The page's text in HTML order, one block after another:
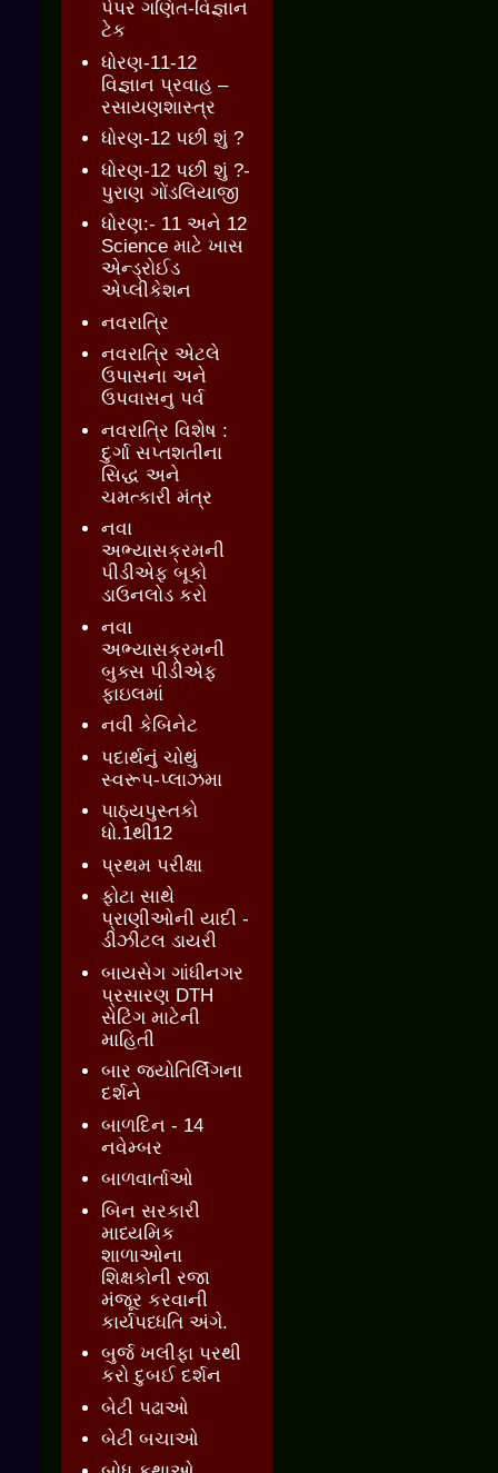
પેપર ગણિત-વિજ્ઞાન
ટેક
ધોરણ-11-12
વિજ્ઞાન પ્રવાહ –
રસાયણશાસ્ત્ર
ધોરણ-12 પછી શું ?
ધોરણ-12 પછી શું ?-
પુરાણ ગોંડલિયાજી
ધોરણ:- 11 અને 12
Science માટે ખાસ
એન્ડ્રોઈડ
એપ્લીકેશન
નવરાત્રિ
નવરાત્રિ એટલે
ઉપાસના અને
ઉપવાસનુ પર્વ
નવરાત્રિ વિશેષ :
દુર્ગા સપ્તશતીના
સિદ્ધ અને
ચમત્કારી મંત્ર
નવા
અભ્યાસક્રમની
પીડીએફ બૂકો
ડાઉનલોડ કરો
નવા
અભ્યાસક્રમની
બુક્સ પીડીએફ
ફાઇલમાં
નવી કેબિનેટ
પદાર્થનું ચોથું
સ્વરૂપ-પ્લાઝમા
પાઠ્યપુસ્તકો
ધો.1થી12
પ્રથમ પરીક્ષા
ફોટા સાથે
પ્રાણીઓની યાદી -
ડીઝીટલ ડાયરી
બાયસેગ ગાંધીનગર
પ્રસારણ DTH
સેટિંગ માટેની
માહિતી
બાર જ્‍યોતિર્લિંગના
દર્શને
બાળદિન - 14
નવેમ્બર
બાળવાર્તાઓ
બિન સરકારી
માધ્યમિક
શાળાઓના
શિક્ષકોની રજા
મંજૂર કરવાની
કાર્યપધ્ધતિ અંગે.
બુર્જ ખલીફા પરથી
કરો દુબઈ દર્શન
બેટી પઢાઓ
બેટી બચાઓ